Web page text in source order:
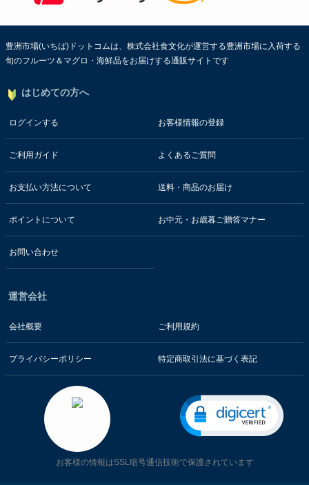
豊洲市場(いちば)ドットコムは、株式会社食文化が運営する豊洲市場に入荷する
旬のフルーツ＆マグロ・海鮮品をお届けする通販サイトです
はじめての方へ
ログインする お客様情報の登録
ご利用ガイド よくあるご質問
お支払い方法について 送料・商品のお届け
ポイントについて お中元・お歳暮ご贈答マナー
お問い合わせ
運営会社
会社概要 ご利用規約
プライバシーポリシー 特定商取引法に基づく表記
お客様の情報はSSL暗号通信技術で保護されています